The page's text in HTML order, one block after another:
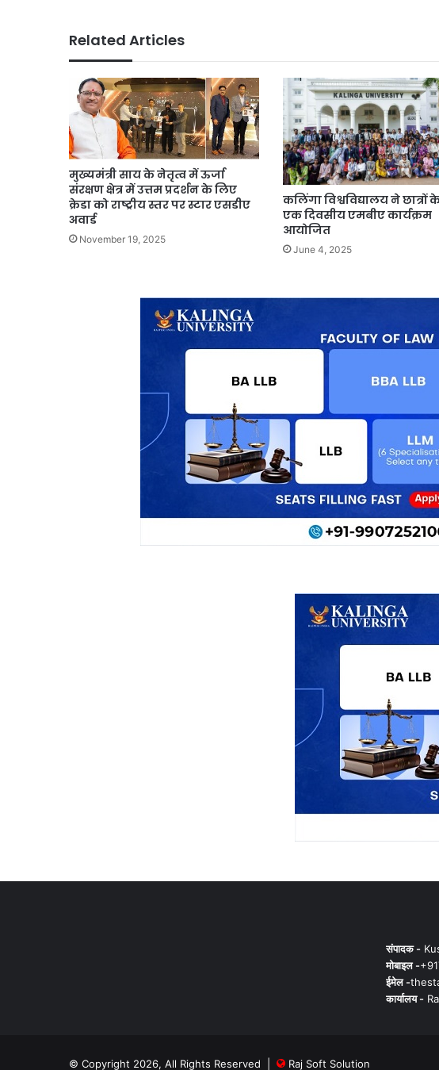
Related Articles
मुख्यमंत्री साय के नेतृत्व में ऊर्जा
संरक्षण क्षेत्र में उत्तम प्रदर्शन के लिए
क्रेडा को राष्ट्रीय स्तर पर स्टार एसडीए
अवार्ड
November 19, 2025
कलिंगा विश्वविद्यालय ने छात्रों
एक दिवसीय एमबीए कार्यक्रम
आयोजित
June 4, 2025
संपादक -
मोबाइल -
ईमेल -
कार्यालय -
© Copyright 2026, All Rights Reserved | Raj Soft Solution